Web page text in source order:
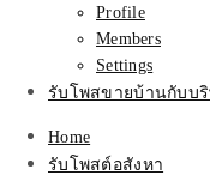
SEOขายบ้
Profile
Members
Settings
รับโพสขายบ้านกับบ
Home
รับโพสต์อสังหา